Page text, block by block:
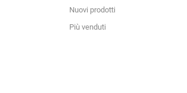
Nuovi prodotti
Più venduti